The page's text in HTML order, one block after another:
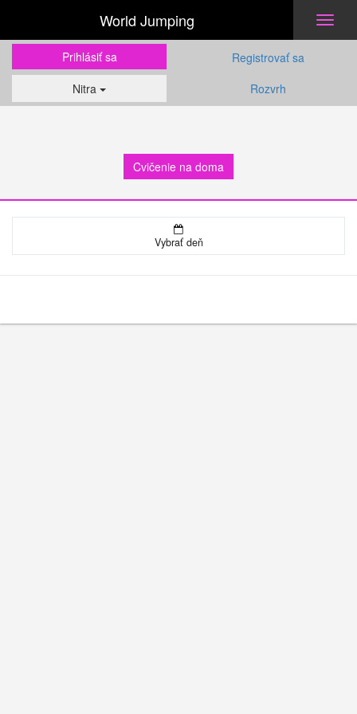
World Jumping
Prihlásiť sa
Registrovať sa
Nitra
Rozvrh
Cvičenie na doma
Vybrať deň